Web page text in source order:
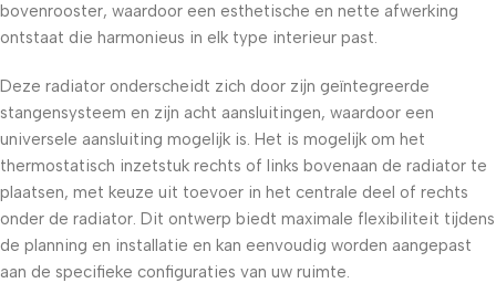
bovenrooster, waardoor een esthetische en nette afwerking
ontstaat die harmonieus in elk type interieur past.
Deze radiator onderscheidt zich door zijn geïntegreerde
stangensysteem en zijn acht aansluitingen, waardoor een
universele aansluiting mogelijk is. Het is mogelijk om het
thermostatisch inzetstuk rechts of links bovenaan de radiator te
plaatsen, met keuze uit toevoer in het centrale deel of rechts
onder de radiator. Dit ontwerp biedt maximale flexibiliteit tijdens
de planning en installatie en kan eenvoudig worden aangepast
aan de specifieke configuraties van uw ruimte.